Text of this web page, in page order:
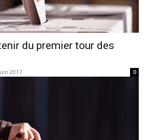
du premier tour des
2017 0